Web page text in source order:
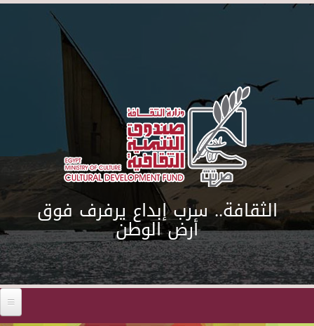
Skip to main content
الثقافة.. سرب إبداع يرفرف فوق
أرض الوطن Before 01
01